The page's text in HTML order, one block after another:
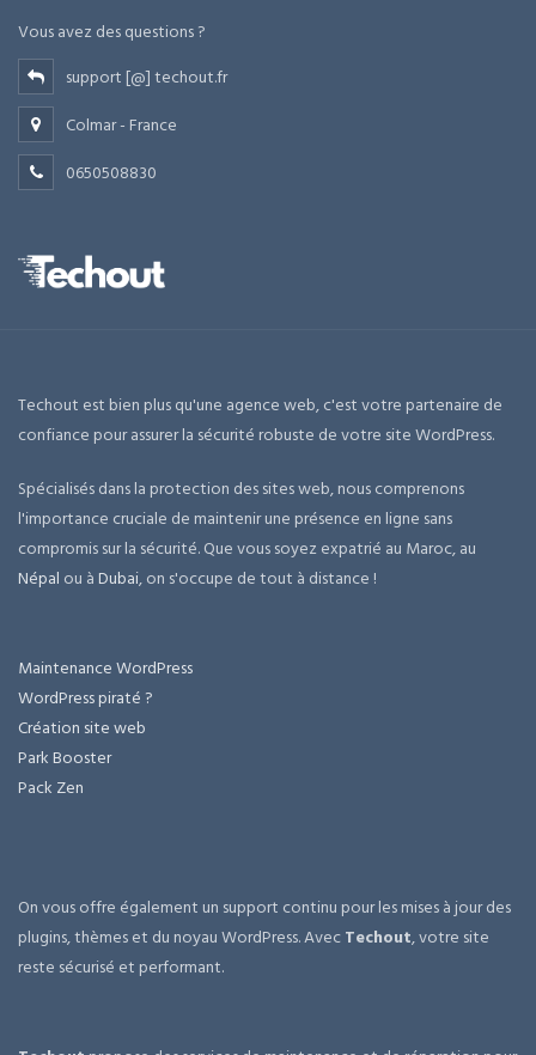
Vous avez des questions ?
support [@] techout.fr
Colmar - France
0650508830
Techout est bien plus qu'une agence web, c'est votre partenaire de
confiance pour assurer la sécurité robuste de votre site WordPress.
Spécialisés dans la protection des sites web, nous comprenons
l'importance cruciale de maintenir une présence en ligne sans
compromis sur la sécurité. Que vous soyez expatrié au Maroc, au
Népal ou àDubai, on s'occupe de tout à distance !
Maintenance WordPress
WordPress piraté ?
Création site web
Park Booster
Pack Zen
On vous offre également un support continu pour les mises à jour des
plugins, thèmes et du noyau WordPress. AvecTechout, votre site
reste sécurisé et performant.